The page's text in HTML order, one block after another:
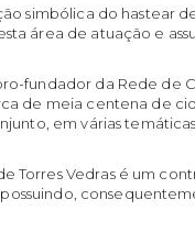
simbólica do hastear
área de atuação e
fundador da Rede de
de meia centena de
em várias
Torres Vedras é um
possuindo,